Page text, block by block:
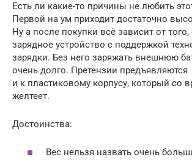
Есть ли какие-то причины не любить
Первой на ум приходит достаточно
Ну а после покупки всё зависит от того,
зарядное устройство с поддержкой
зарядки. Без него заряжать внешнюю
очень долго. Претензии предъявляются
и к пластиковому корпусу, который со
желтеет.
Достоинства:
Вес нельзя назвать очень